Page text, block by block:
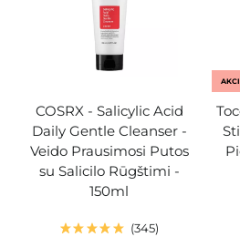
COSRX - Salicylic Acid
Daily Gentle Cleanser -
Veido Prausimosi Putos
su Salicilo Rūgštimi -
150ml
345